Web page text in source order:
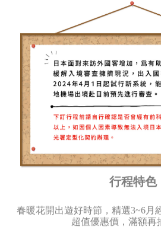
行程特色
春暖花開出遊好時節，精選3~6月
超值優惠價，滿額再